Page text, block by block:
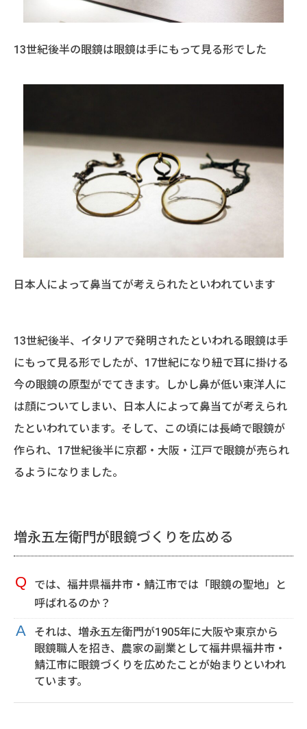
13世紀後半の眼鏡は眼鏡は手にもって見る形でした
日本人によって鼻当てが考えられたといわれています
13世紀後半、イタリアで発明されたといわれる眼鏡は手
にもって見る形でしたが、17世紀になり紐で耳に掛ける
今の眼鏡の原型がでてきます。しかし鼻が低い東洋人に
は顔についてしまい、日本人によって鼻当てが考えられ
たといわれています。そして、この頃には長崎で眼鏡が
作られ、17世紀後半に京都・大阪・江戸で眼鏡が売られ
るようになりました。
増永五左衛門が眼鏡づくりを広める
では、福井県福井市・鯖江市では「眼鏡の聖地」と
呼ばれるのか？
それは、増永五左衛門が1905年に大阪や東京から
眼鏡職人を招き、農家の副業として福井県福井市・
鯖江市に眼鏡づくりを広めたことが始まりといわれ
ています。